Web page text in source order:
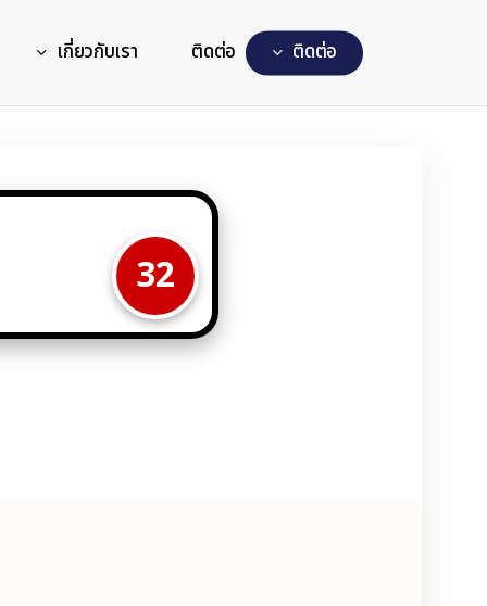
เกี่ยวกับเรา ติดต่อ ตดตอ
32